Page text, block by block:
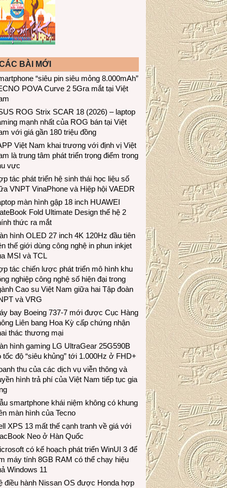
BÀI MỚI
“siêu pin siêu mỏng 8.000mAh”
POVA Curve 2 5Gra mắt tại Việt
ROG Strix SCAR 18 (2026) – laptop
mạnh nhất của ROG bán tại Việt
với giá gần 180 triệu đồng
Việt Nam khai trương với định vị Việt
là trung tâm phát triển trọng điểm trong
vực
tác phát triển hệ sinh thái học liệu số
VNPT VinaPhone và Hiệp hội VAEDR
màn hình gập 18 inch HUAWEI
Fold Ultimate Design thế hệ 2
thức ra mắt
hình OLED 27 inch 4K 120Hz đầu tiên
thế giới dùng công nghệ in phun inkjet
MSI và TCL
tác chiến lược phát triển mô hình khu
nghiệp công nghệ số hiện đại trong
Cao su Việt Nam giữa hai Tập đoàn
và VRG
bay Boeing 737-7 mới được Cục Hàng
Liên bang Hoa Kỳ cấp chứng nhận
thác thương mại
hình gaming LG UltraGear 25G590B
tốc độ “siêu khủng” tới 1.000Hz ở FHD+
thu của các dịch vụ viễn thông và
hình trả phí của Việt Nam tiếp tục gia
smartphone khái niệm không có khung
màn hình của Tecno
XPS 13 mất thế cạnh tranh về giá với
Neo ở Hàn Quốc
có kế hoạch phát triển WinUI 3 để
máy tính 8GB RAM có thể chạy hiệu
Windows 11
điều hành Nissan OS được Honda hợp